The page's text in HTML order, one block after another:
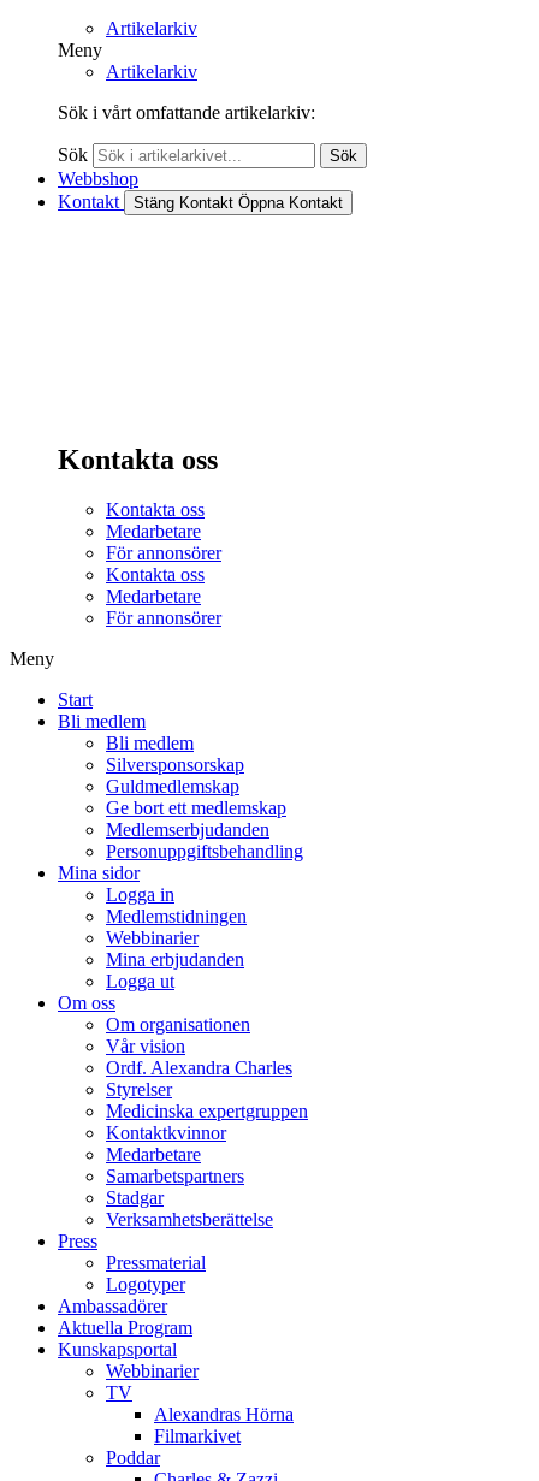
Artikelarkiv
Meny
Artikelarkiv
Sök i vårt omfattande artikelarkiv:
Sök Sök
Webbshop
Kontakt
Stäng Kontakt Öppna Kontakt
Kontakta oss
Kontakta oss
Medarbetare
För annonsörer
Kontakta oss
Medarbetare
För annonsörer
Meny
Start
Bli medlem
Bli medlem
Silversponsorskap
Guldmedlemskap
Ge bort ett medlemskap
Medlemserbjudanden
Personuppgiftsbehandling
Mina sidor
Logga in
Medlemstidningen
Webbinarier
Mina erbjudanden
Logga ut
Om oss
Om organisationen
Vår vision
Ordf. Alexandra Charles
Styrelser
Medicinska expertgruppen
Kontaktkvinnor
Medarbetare
Samarbetspartners
Stadgar
Verksamhetsberättelse
Press
Pressmaterial
Logotyper
Ambassadörer
Aktuella Program
Kunskapsportal
Webbinarier
TV
Alexandras Hörna
Filmarkivet
Poddar